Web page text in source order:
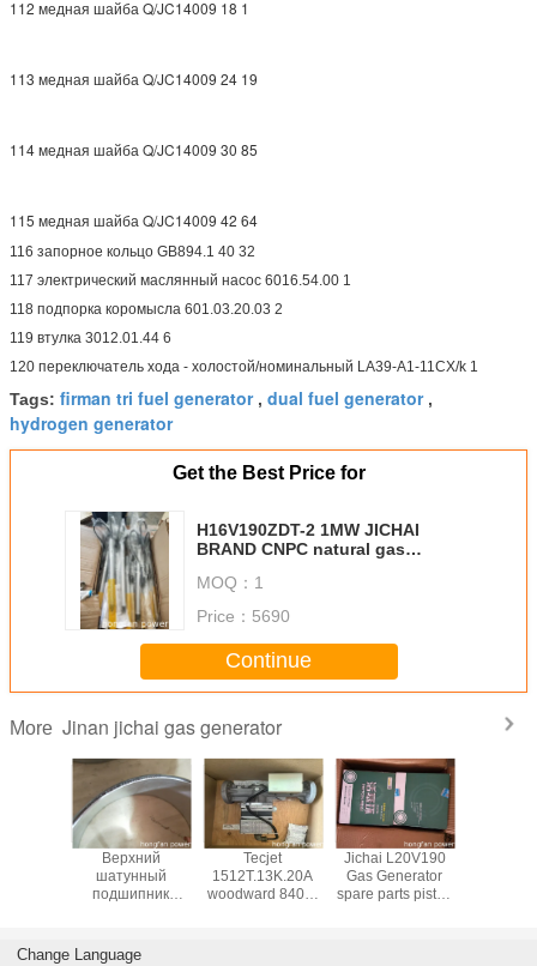
112 медная шайба Q/JC14009 18 1
113 медная шайба Q/JC14009 24 19
114 медная шайба Q/JC14009 30 85
115 медная шайба Q/JC14009 42 64
116 запорное кольцо GB894.1 40 32
117 электрический маслянный насос 6016.54.00 1
118 подпорка коромысла 601.03.20.03 2
119 втулка 3012.01.44 6
120 переключатель хода - холостой/номинальный LA39-A1-11CX/k 1
Tags: firman tri fuel generator, dual fuel generator,
hydrogen generator
Get the Best Price for
H16V190ZDT-2 1MW JICHAI
BRAND CNPC natural gas
MOQ： 1
Price： 5690
Continue
More Jinan jichai gas generator
127.90.50A Spark
Plug Shengdong
Chidong Brand
Jichai 500KW
natural gas
generator
Поршневая
газовая муфта
piston ring
Change Language